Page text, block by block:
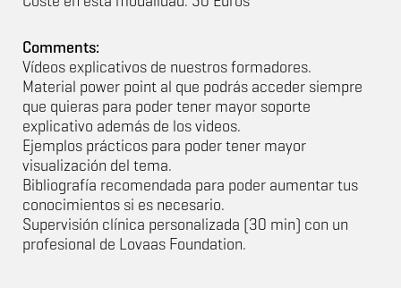
Comments:
Vídeos explicativos de nuestros formadores.
Material power point al que podrás acceder siempre
que quieras para poder tener mayor soporte
explicativo además de los videos.
Ejemplos prácticos para poder tener mayor
visualización del tema.
Bibliografía recomendada para poder aumentar tus
conocimientos si es necesario.
Supervisión clínica personalizada (30 min) con un
profesional de Lovaas Foundation.